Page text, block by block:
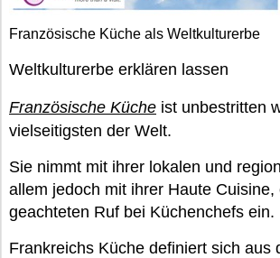
Französische Küche als Weltkulturerbe
Weltkulturerbe erklären lassen
Französische Küche ist unbestritten
vielseitigsten der Welt.
Sie nimmt mit ihrer lokalen und
allem jedoch mit ihrer Haute Cuisine,
geachteten Ruf bei Küchenchefs ein.
Frankreichs Küche definiert sich aus